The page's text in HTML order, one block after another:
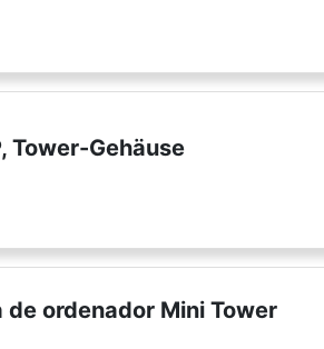
Tower-Gehäuse
ordenador Mini Tower